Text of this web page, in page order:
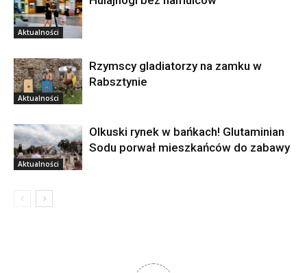
Aktualności
Aktualności
Rzymscy gladiatorzy na zamku w
Rabsztynie
Aktualności
Olkuski rynek w bańkach! Glutaminian
Sodu porwał mieszkańców do zabawy